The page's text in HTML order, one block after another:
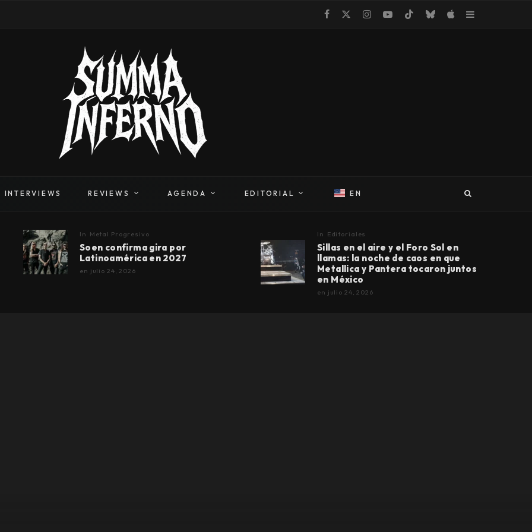
INTERVIEWS REVIEWS AGENDA EDITORIAL EN
In Metal Progresivo
Soen confirma gira por
Latinoamérica en 2027
en julio 24, 2026
In Editoriales
Sillas en el aire y el Foro Sol en
llamas: la noche de caos en que
Metallica y Pantera tocaron juntos
en México
en julio 24, 2026